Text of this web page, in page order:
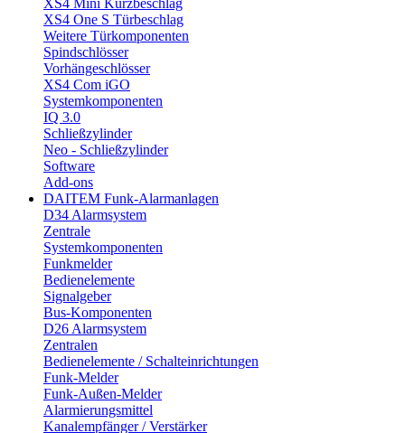
XS4 One S Türbeschlag
Weitere Türkomponenten
Spindschlösser
Vorhängeschlösser
XS4 Com iGO
Systemkomponenten
IQ 3.0
Schließzylinder
Neo - Schließzylinder
Software
Add-ons
DAITEM Funk-Alarmanlagen
D34 Alarmsystem
Zentrale
Systemkomponenten
Funkmelder
Bedienelemente
Signalgeber
Bus-Komponenten
D26 Alarmsystem
Zentralen
Bedienelemente / Schalteinrichtungen
Funk-Melder
Funk-Außen-Melder
Alarmierungsmittel
Kanalempfänger / Verstärker